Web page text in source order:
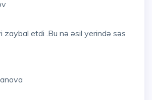
zaybal etdi .Bu nə əsil yerində səs